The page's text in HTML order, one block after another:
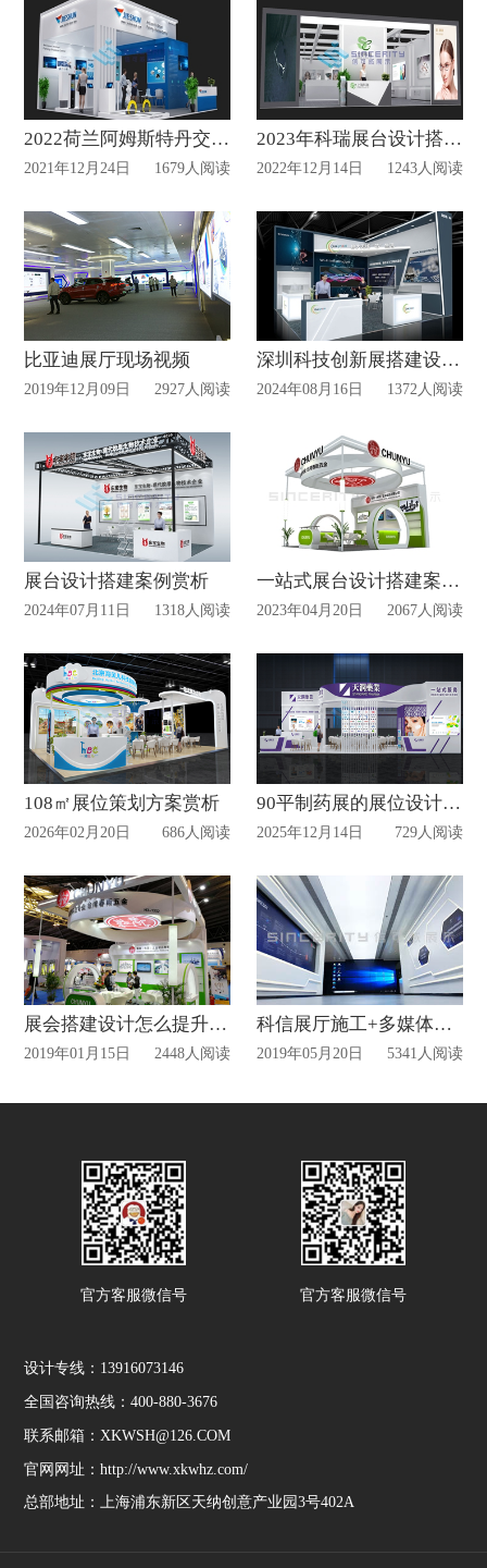
2022荷兰阿姆斯特丹交通展览会案例赏析
2021年12月24日 1679人阅读
2023年科瑞展台设计搭建赏析
2022年12月14日 1243人阅读
比亚迪展厅现场视频
2019年12月09日 2927人阅读
深圳科技创新展搭建设计案例赏析
2024年08月16日 1372人阅读
展台设计搭建案例赏析
2024年07月11日 1318人阅读
一站式展台设计搭建案例赏析
2023年04月20日 2067人阅读
108㎡展位策划方案赏析
2026年02月20日 686人阅读
90平制药展的展位设计效果图赏析
2025年12月14日 729人阅读
展会搭建设计怎么提升公司形象
2019年01月15日 2448人阅读
科信展厅施工+多媒体应用案例分析（附多媒体视频）
2019年05月20日 5341人阅读
官方客服微信号 官方客服微信号
设计专线：13916073146
全国咨询热线：400-880-3676
联系邮箱：XKWSH@126.COM
官网网址：http://www.xkwhz.com/
总部地址：上海浦东新区天纳创意产业园3号402A